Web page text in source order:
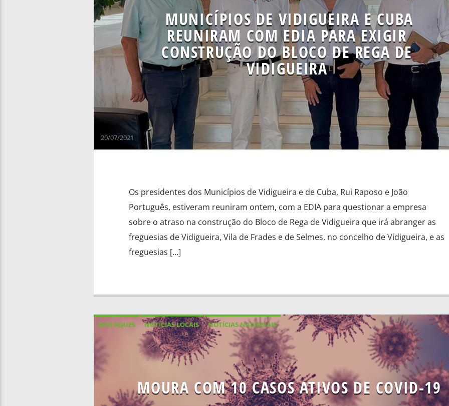
MUNICÍPIOS DE VIDIGUEIRA E CUBA
REUNIRAM COM EDIA PARA EXIGIR
CONSTRUÇÃO DO BLOCO DE REGA DE
VIDIGUEIRA
20/07/2021
Os presidentes dos Municípios de Vidigueira e de Cuba, Rui Raposo e João
Português, estiveram reuniram ontem, com a EDIA para questionar a empresa
sobre o atraso na construção do Bloco de Rega de Vidigueira que irá abranger as
freguesias de Vidigueira, Vila de Frades e de Selmes, no concelho de Vidigueira, e as
freguesias […]
DESTAQUES NOTÍCIAS LOCAIS NOTÍCIAS NACIONAIS
MOURA COM 10 CASOS ATIVOS DE COVID-19